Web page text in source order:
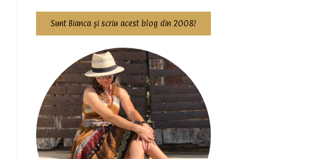
Sunt Bianca și scriu acest blog din 2008!